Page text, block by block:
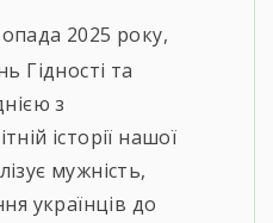
2025 року,
Гідності та
з
історії нашої
мужність,
українців до